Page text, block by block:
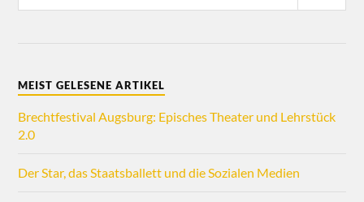
MEIST GELESENE ARTIKEL
Brechtfestival Augsburg: Episches Theater und Lehrstück
2.0
Der Star, das Staatsballett und die Sozialen Medien